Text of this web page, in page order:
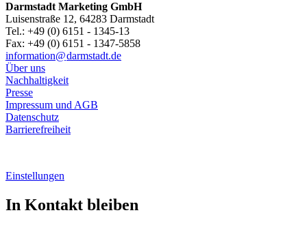
Darmstadt Marketing GmbH
Luisenstraße 12, 64283 Darmstadt
Tel.: +49 (0) 6151 - 1345-13
Fax: +49 (0) 6151 - 1347-5858
information@darmstadt.de
Über uns
Nachhaltigkeit
Presse
Impressum und AGB
Datenschutz
Barrierefreiheit
Einstellungen
In Kontakt bleiben